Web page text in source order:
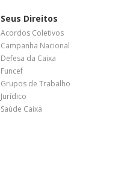
Seus Direitos
Acordos Coletivos
Campanha Nacional
Defesa da Caixa
Funcef
Grupos de Trabalho
Jurídico
Saúde Caixa